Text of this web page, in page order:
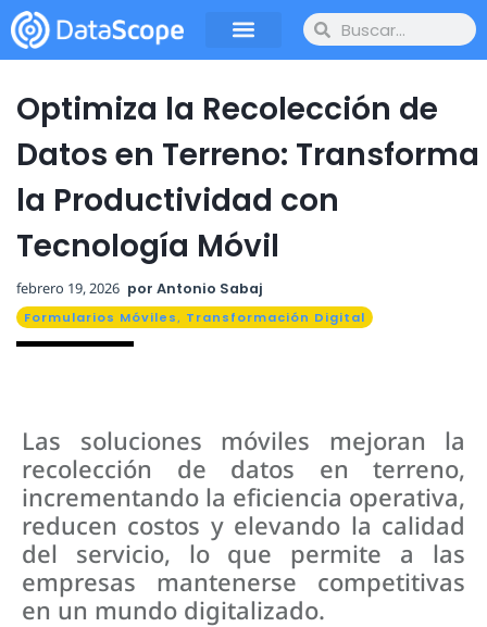
Optimiza la Recolección de
Datos en Terreno: Transforma
la Productividad con
Tecnología Móvil
febrero 19, 2026 por Antonio Sabaj
Formularios Móviles , Transformación Digital
Las soluciones móviles mejoran la
recolección de datos en terreno,
incrementando la eficiencia operativa,
reducen costos y elevando la calidad
del servicio, lo que permite a las
empresas mantenerse competitivas
en un mundo digitalizado.